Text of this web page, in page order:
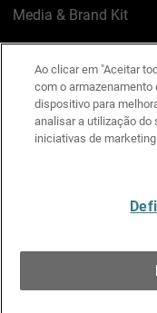
Media & Brand Kit
LinkedIn
X
Ao clicar em "Aceitar
com o armazenamento
dispositivo para
analisar a utilização do
iniciativas de